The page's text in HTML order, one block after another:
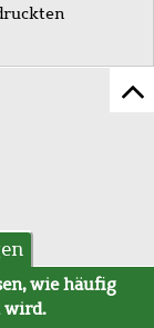
wie häufig
wird.